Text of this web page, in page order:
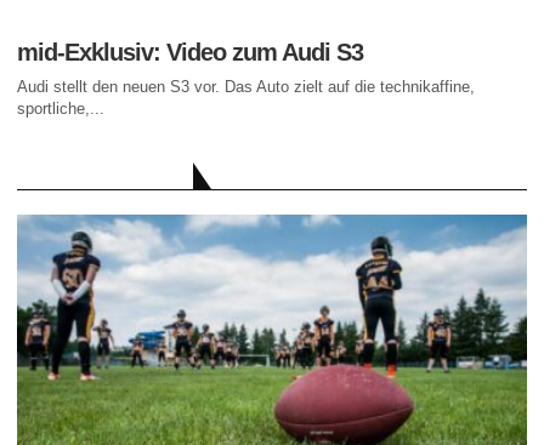
mid-Exklusiv: Video zum Audi S3
Audi stellt den neuen S3 vor. Das Auto zielt auf die technikaffine,
sportliche,...